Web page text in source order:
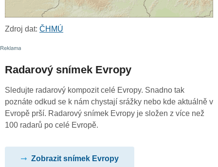
Zdroj dat: ČHMÚ
Radarový snímek Evropy
Sledujte radarový kompozit celé Evropy. Snadno tak
poznáte odkud se k nám chystají srážky nebo kde aktuálně v
Evropě prší. Radarový snímek Evropy je složen z více než
100 radarů po celé Evropě.
Zobrazit snímek Evropy